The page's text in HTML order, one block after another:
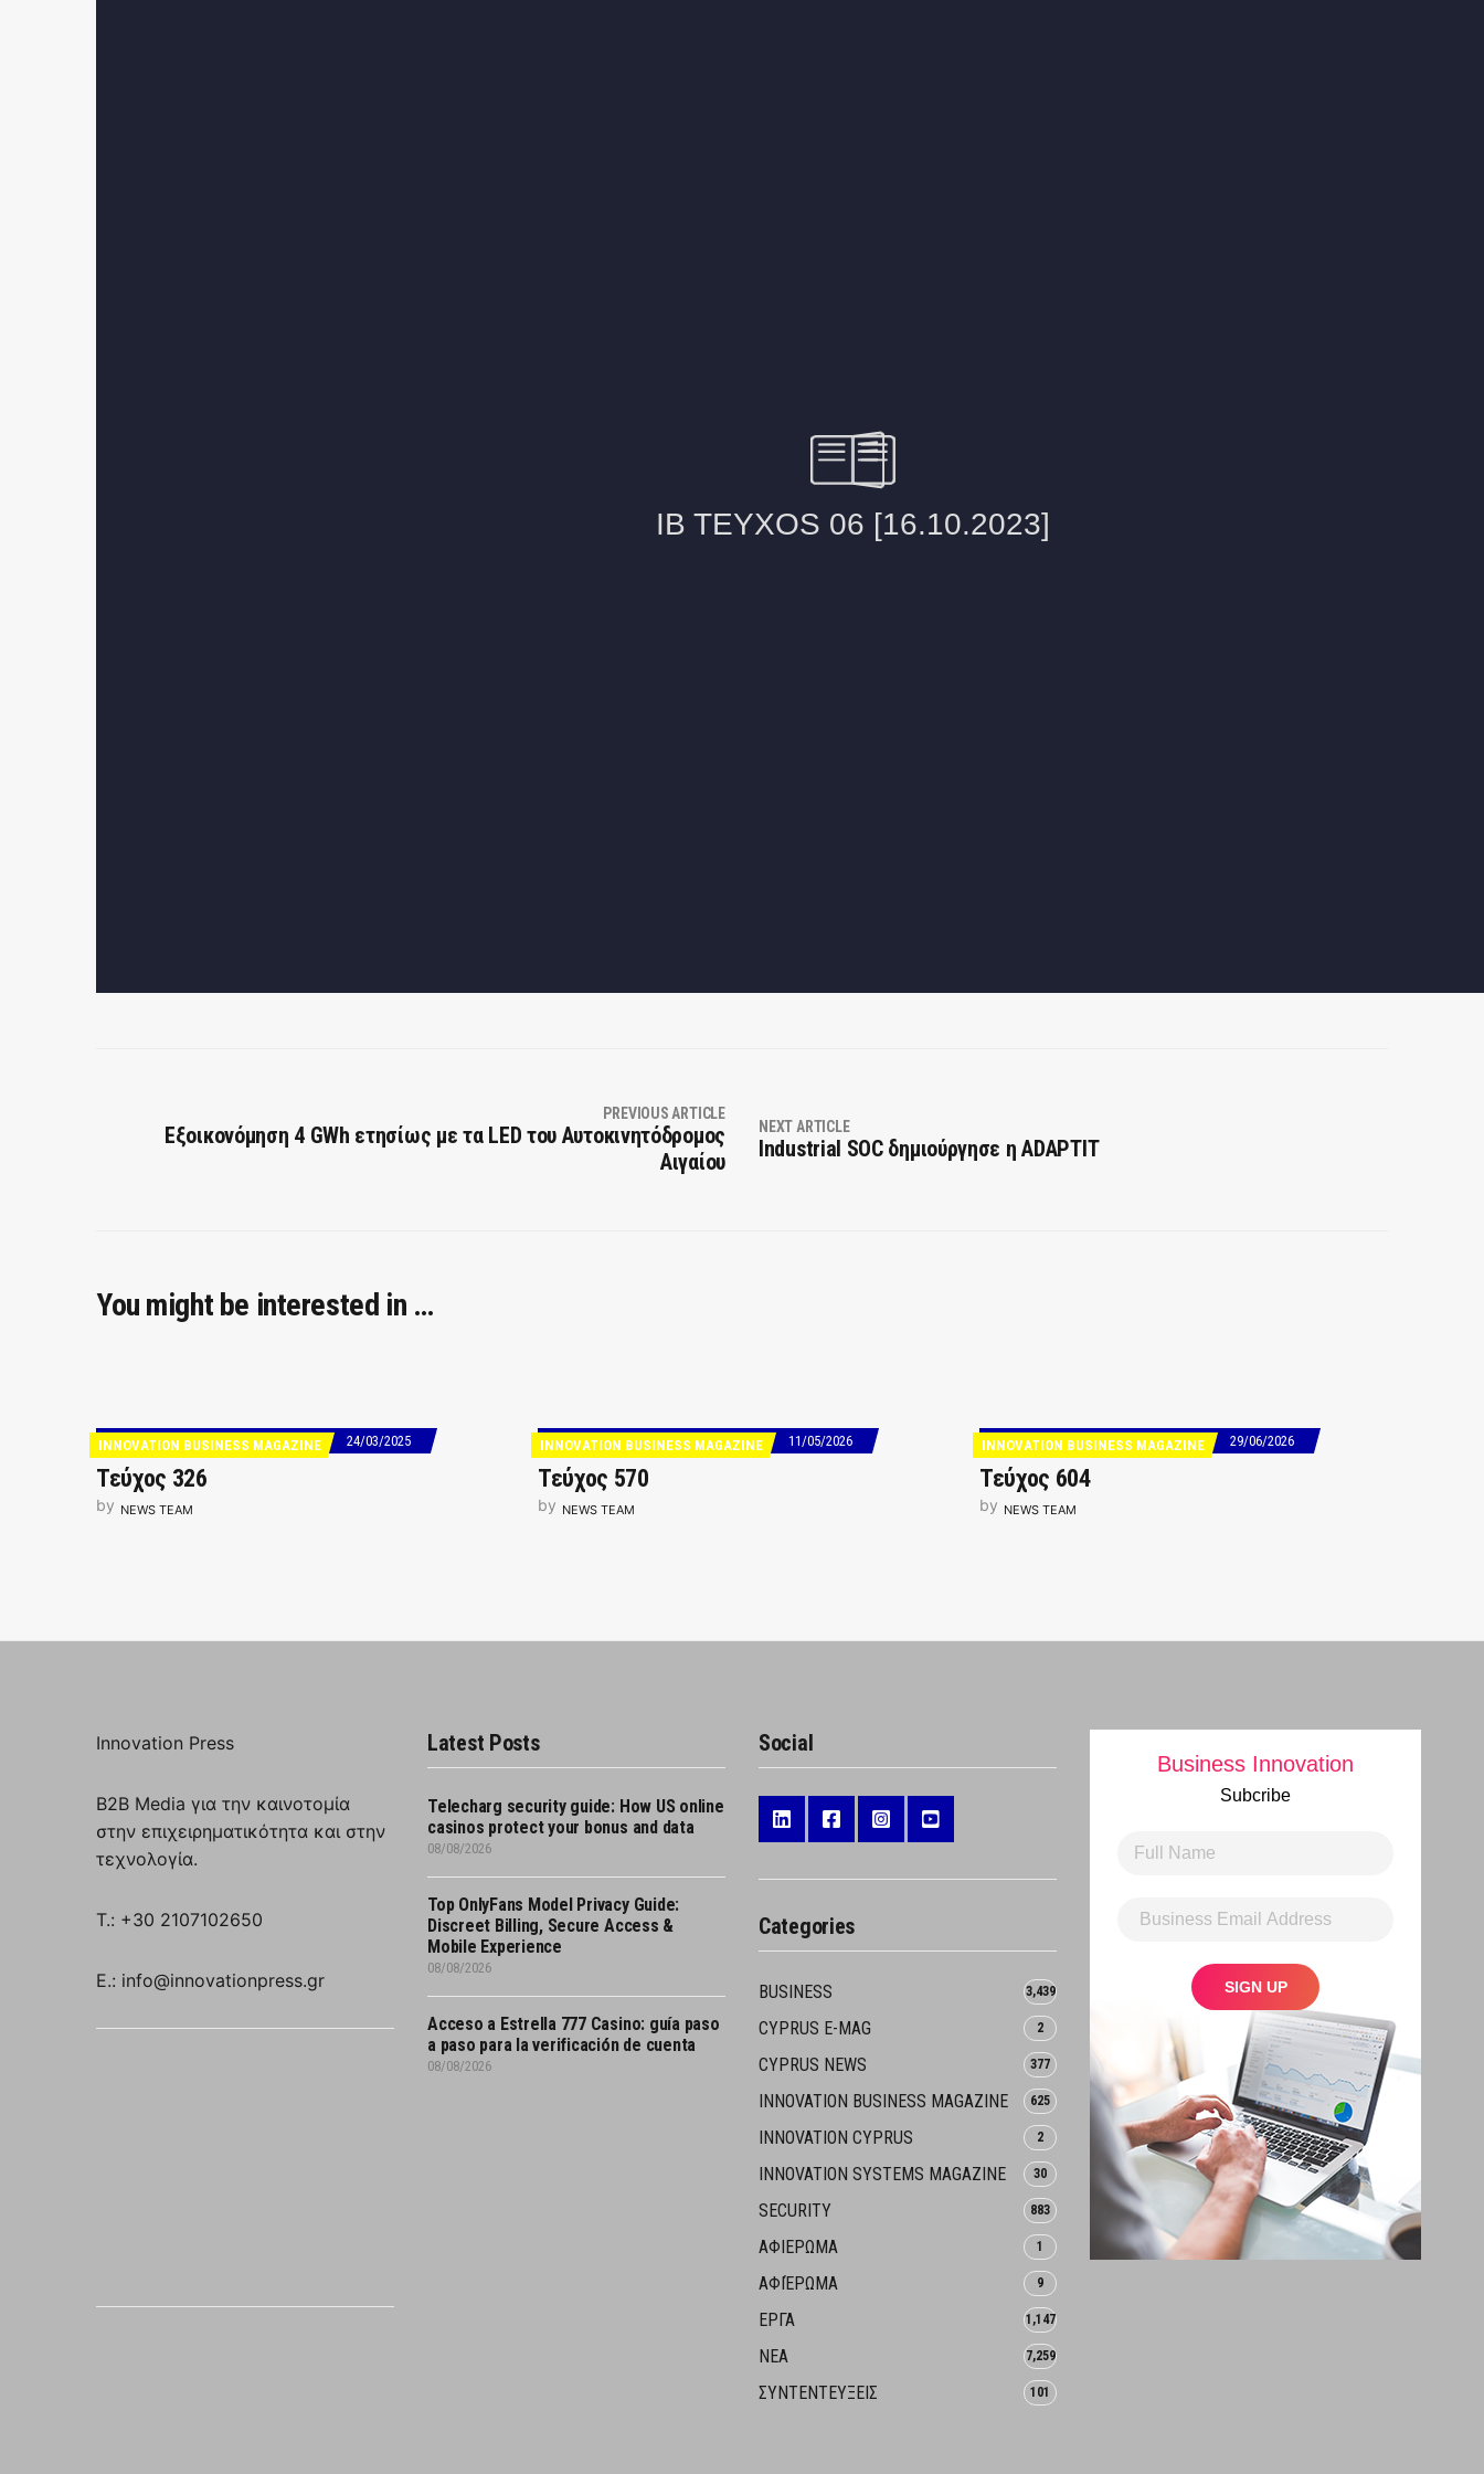
PREVIOUS ARTICLE
Εξοικονόμηση 4 GWh ετησίως με τα LED του Αυτοκινητόδρομος
Αιγαίου
NEXT ARTICLE
Industrial SOC δημιούργησε η ADAPTIT
You might be interested in …
INNOVATION BUSINESS MAGAZINE 24/03/2025
Τεύχος 326
by NEWS TEAM
INNOVATION BUSINESS MAGAZINE 11/05/2026
Τεύχος 570
by NEWS TEAM
INNOVATION BUSINESS MAGAZINE 29/06/2026
Τεύχος 604
by NEWS TEAM
Innovation Press
B2B Media για την καινοτομία
στην επιχειρηματικότητα και στην
τεχνολογία.
T.: +30 2107102650
E.: info@innovationpress.gr
Latest Posts
Telecharg security guide: How US online
casinos protect your bonus and data
08/08/2026
Top OnlyFans Model Privacy Guide:
Discreet Billing, Secure Access &
Mobile Experience
08/08/2026
Acceso a Estrella 777 Casino: guía paso
a paso para la verificación de cuenta
08/08/2026
Social
Categories
BUSINESS 3,439
CYPRUS E-MAG 2
CYPRUS NEWS 377
INNOVATION BUSINESS MAGAZINE 625
INNOVATION CYPRUS 2
INNOVATION SYSTEMS MAGAZINE 30
SECURITY 883
ΑΦΙΕΡΩΜΑ 1
ΑΦΙΈΡΩΜΑ 9
ΕΡΓΑ 1,147
ΝΕΑ 7,259
ΣΥΝΤΕΝΤΕΥΞΕΙΣ 101
Business Innovation
Subcribe